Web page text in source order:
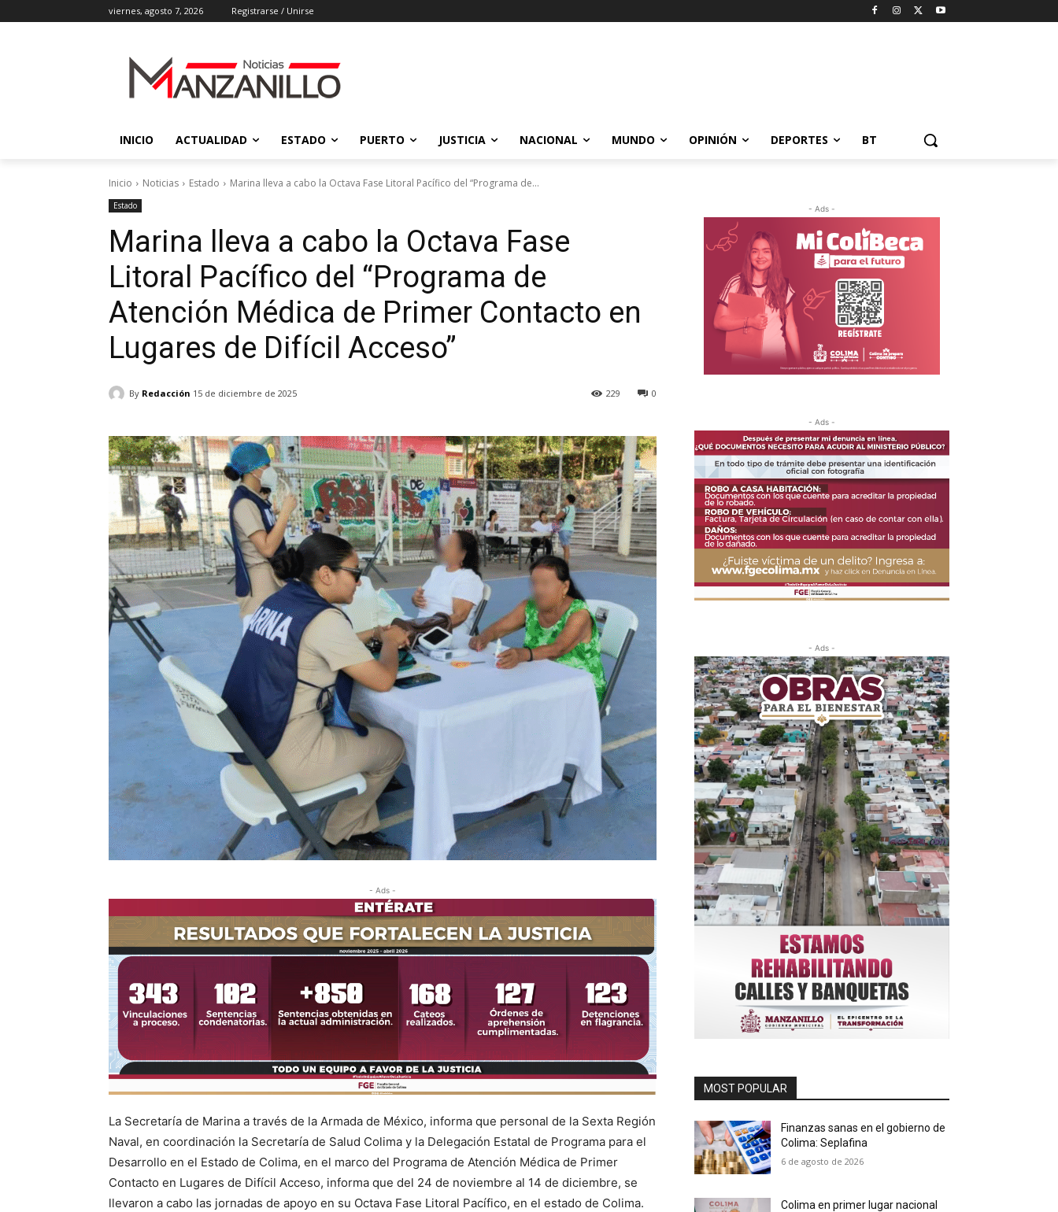
viernes, agosto 7, 2026 Registrarse / Unirse
INICIO ACTUALIDAD ESTADO PUERTO JUSTICIA NACIONAL MUNDO OPINIÓN DEPORTES BT
Inicio Noticias Estado Marina lleva a cabo la Octava Fase Litoral Pacífico del “Programa de...
Estado
Marina lleva a cabo la Octava Fase
Litoral Pacífico del “Programa de
Atención Médica de Primer Contacto en
Lugares de Difícil Acceso”
By Redacción 15 de diciembre de 2025 0
229
- Ads -
La Secretaría de Marina a través de la Armada de México, informa que personal de la Sexta Región
Naval, en coordinación la Secretaría de Salud Colima y la Delegación Estatal de Programa para el
Desarrollo en el Estado de Colima, en el marco del Programa de Atención Médica de Primer
Contacto en Lugares de Difícil Acceso, informa que del 24 de noviembre al 14 de diciembre, se
llevaron a cabo las jornadas de apoyo en su Octava Fase Litoral Pacífico, en el estado de Colima.
- Ads -
- Ads -
- Ads -
MOST POPULAR
Finanzas sanas en el gobierno de
Colima: Seplafina
6 de agosto de 2026
Colima en primer lugar nacional